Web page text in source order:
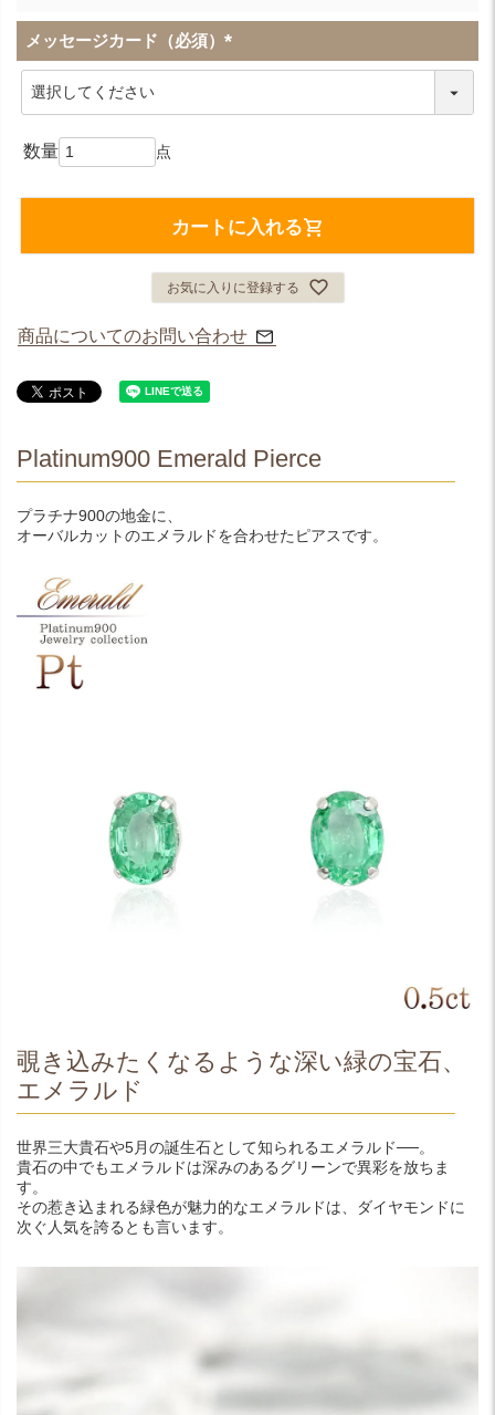
メッセージカード（必須）
(
カートに入れる
お気に入りに登録する
商品についてのお問い合わせ
Platinum900 Emerald Pierce
プラチナ900の地金に、
オーバルカットのエメラルドを合わせたピアスです。
覗き込みたくなるような深い緑の宝石、
エメラルド
世界三大貴石や5月の誕生石として知られるエメラルド──。
貴石の中でもエメラルドは深みのあるグリーンで異彩を放ちま
す。
その惹き込まれる緑色が魅力的なエメラルドは、ダイヤモンドに
次ぐ人気を誇るとも言います。